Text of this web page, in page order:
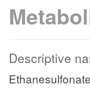
Descriptive
Ethanesulfonate